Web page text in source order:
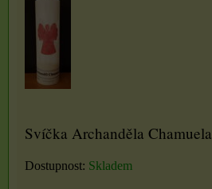
Svíčka Archanděla Chamuela
Dostupnost: Skladem